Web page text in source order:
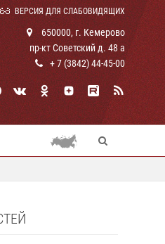
ВЕРСИЯ ДЛЯ СЛАБОВИДЯЩИХ
650000, г. Кемерово
пр-кт Советский д. 48 а
+ 7 (3842) 44-45-00